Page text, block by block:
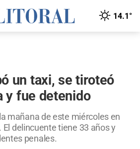
14.1°
un taxi, se tiroteó
y fue detenido
mañana de este miércoles en
El delincuente tiene 33 años y
penales.